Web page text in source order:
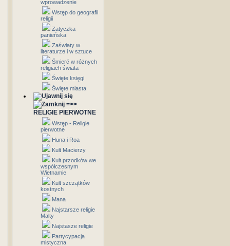
wprowadzenie
Wstęp do geografii
religii
Zatyczka
panieńska
Zaświaty w
literaturze i w sztuce
Śmierć w różnych
religiach świata
Święte księgi
Święte miasta
=>>
RELIGIE PIERWOTNE
Wstęp - Religie
pierwotne
Huna i Roa
Kult Macierzy
Kult przodków we
współczesnym
Wietnamie
Kult szczątków
kostnych
Mana
Najstarsze religie
Malty
Najstasze religie
Partycypacja
mistyczna